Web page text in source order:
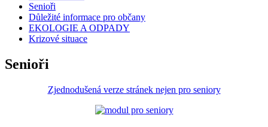
Senioři
Důležité informace pro občany
EKOLOGIE A ODPADY
Krizové situace
Senioři
Zjednodušená verze stránek nejen pro seniory